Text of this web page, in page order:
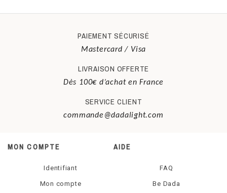
envies, vous pouvez commander de nouveaux
PAIEMENT SÉCURISÉ
Mastercard / Visa
LIVRAISON OFFERTE
Dès 100€ d’achat en France
SERVICE CLIENT
commande@dadalight.com
MON COMPTE
Identifiant
Mon compte
AIDE
FAQ
Be Dada